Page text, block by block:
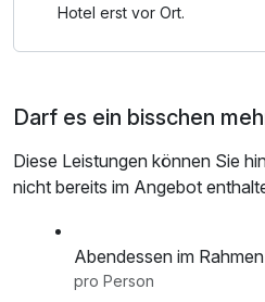
Radwege, die zu
Entspannen in einem der
in einer zauberhaften Kulisse.
inkl. Infrarot Kabine
Hotel erst vor Ort.
Darf es ein bisschen
Diese Leistungen können Sie
nicht bereits im Angebot
Abendessen im
pro Person